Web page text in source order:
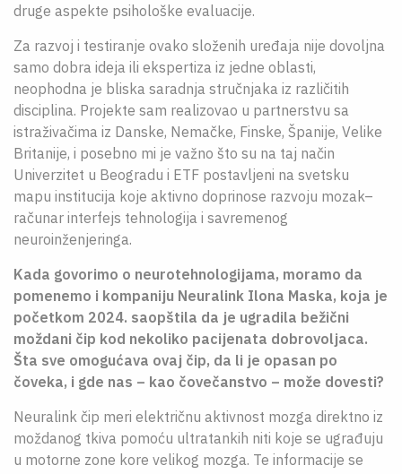
druge aspekte psihološke evaluacije.
Za razvoj i testiranje ovako složenih uređaja nije dovoljna
samo dobra ideja ili ekspertiza iz jedne oblasti,
neophodna je bliska saradnja stručnjaka iz različitih
disciplina. Projekte sam realizovao u partnerstvu sa
istraživačima iz Danske, Nemačke, Finske, Španije, Velike
Britanije, i posebno mi je važno što su na taj način
Univerzitet u Beogradu i ETF postavljeni na svetsku
mapu institucija koje aktivno doprinose razvoju mozak–
računar interfejs tehnologija i savremenog
neuroinženjeringa.
Kada govorimo o neurotehnologijama, moramo da
pomenemo i kompaniju Neuralink Ilona Maska, koja je
početkom 2024. saopštila da je ugradila bežični
moždani čip kod nekoliko pacijenata dobrovoljaca.
Šta sve omogućava ovaj čip, da li je opasan po
čoveka, i gde nas – kao čovečanstvo – može dovesti?
Neuralink čip meri električnu aktivnost mozga direktno iz
moždanog tkiva pomoću ultratankih niti koje se ugrađuju
u motorne zone kore velikog mozga. Te informacije se